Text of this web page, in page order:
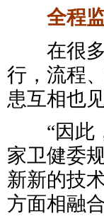
全程
在很多
行，流程
患互相也
“因此，
家卫健委
新新的技
方面相融